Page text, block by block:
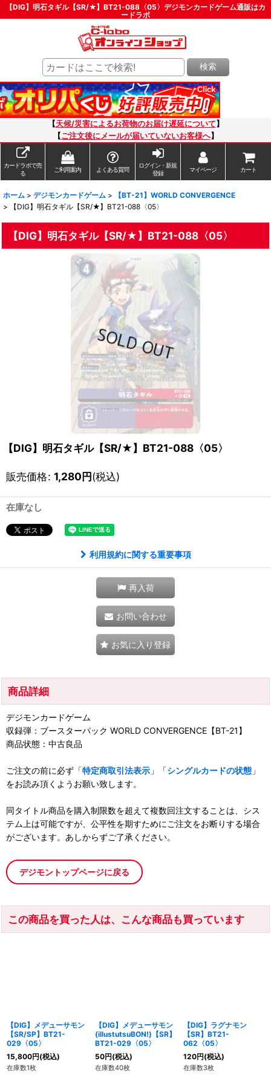
【DIG】明石タギル【SR/★】BT21-088〈05〉デジモンカードゲーム通販はカ
ードラボ
検索
【天候/災害によるお荷物のお届け遅延について 】
【ご注文後にメールが届いていないお客様へ】
カードラボで売
る
ご利用案内 よくある質問
ログイン・新規
登録
マイページ カート
ホーム > デジモンカードゲーム >
【BT-21】WORLD CONVERGENCE
>
【DIG】明石タギル【SR/★】BT21-088〈05〉
【DIG】明石タギル【SR/★】BT21-088〈05〉
【DIG】明石タギル【SR/★】BT21-088〈05〉
販売価格: 1,280円(税込)
在庫なし
利用規約に関する重要事項
再入荷
お問い合わせ
お気に入り登録
商品詳細
デジモンカードゲーム
収録弾：ブースターパック WORLD CONVERGENCE【BT-21】
商品状態：中古良品
ご注文の前に必ず「特定商取引法表示 」「シングルカードの状態 」
をお読み頂くようお願い致します。
同タイトル商品を購入制限数を超えて複数回注文することは、シス
テム上は可能ですが、公平性を期すためにご注文をお断りする場合
がございます。あしからずご了承ください。
デジモントップページに戻る
この商品を買った人は、こんな商品も買っています
【DIG】メデューサモン
【SR/SP】BT21-
029〈05〉
15,800円(税込)
在庫数1枚
【DIG】メデューサモン
(illustutsuBON!)【SR】
BT21-029〈05〉
50円(税込)
在庫数40枚
【DIG】ラグナモン
【SR】BT21-
062〈05〉
120円(税込)
在庫数3枚